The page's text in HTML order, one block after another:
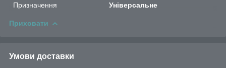
Призначення
Універсальне
Приховати
Умови доставки